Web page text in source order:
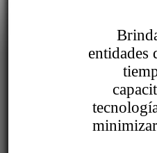
entidades